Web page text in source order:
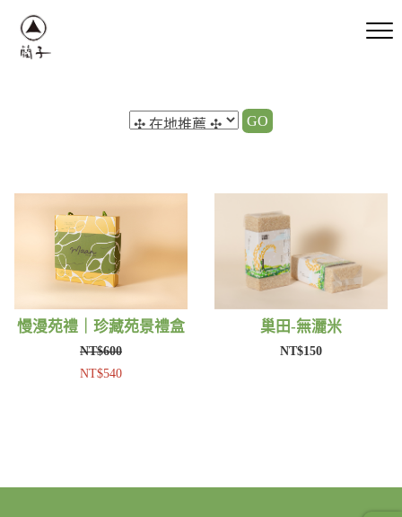
GO
慢漫苑禮｜珍藏苑景禮盒
NT$600
NT$540
巢田-無灑米
NT$150